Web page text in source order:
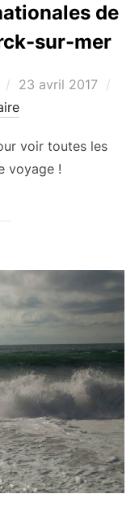
de
sur-mer
Publié
le
23 avril 2017
voir toutes les
voyage !